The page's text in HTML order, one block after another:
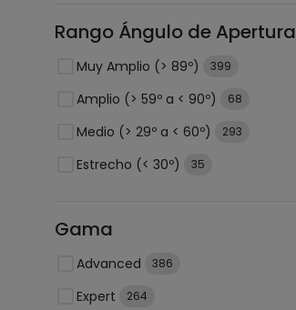
Rango Ángulo de Apertura
Muy Amplio (> 89º) 399
Amplio (> 59º a < 90º) 68
Medio (> 29º a < 60º) 293
Estrecho (< 30º) 35
Gama
Advanced 386
Expert 264